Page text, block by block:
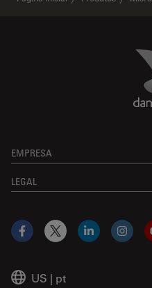
EMPRESA
LEGAL
US | pt
Facebook
X LinkedIn